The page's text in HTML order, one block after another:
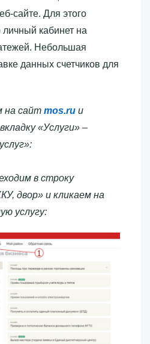
сайте. Для этого
личный кабинет на
Небольшая
данных счетчиков для
на сайт mos.ru и
«Услуги» –
в строку
двор» и кликаем на
услугу: